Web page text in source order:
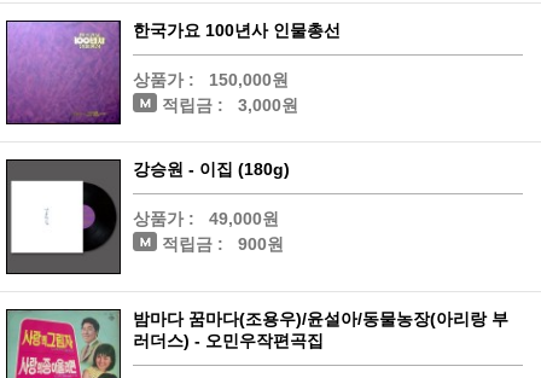
한국가요 100년사 인물총선
상품가 :
150,000원
적립금 :
3,000원
강승원 - 이집 (180g)
상품가 :
49,000원
적립금 :
900원
밤마다 꿈마다(조용우)/윤설아/동물농장(아리랑 부
러더스) - 오민우작편곡집